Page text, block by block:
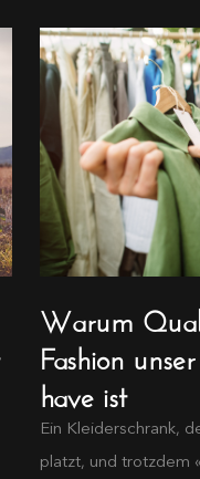
Warum
Fashion
have ist
Ein Kleiderschrank,
platzt, und trotzdem